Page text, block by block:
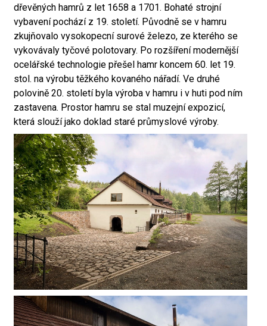
dřevěných hamrů z let 1658 a 1701. Bohaté strojní
vybavení pochází z 19. století. Původně se v hamru
zkujňovalo vysokopecní surové železo, ze kterého se
vykovávaly tyčové polotovary. Po rozšíření modernější
ocelářské technologie přešel hamr koncem 60. let 19.
stol. na výrobu těžkého kovaného nářadí. Ve druhé
polovině 20. století byla výroba v hamru i v huti pod ním
zastavena. Prostor hamru se stal muzejní expozicí,
která slouží jako doklad staré průmyslové výroby.